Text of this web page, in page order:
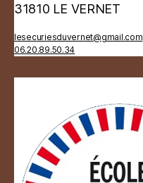
31810 LE VERNET
lesecuriesduvernet@gmail.com
06.20.89.50.34